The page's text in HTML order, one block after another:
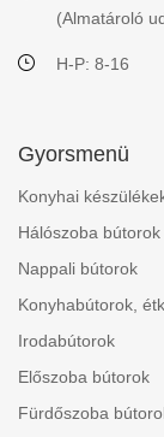
(Almatároló
H-P: 8-16
Gyorsmenü
Konyhai
Hálószoba bútorok
Nappali bútorok
Konyhabútorok,
Irodabútorok
Előszoba bútorok
Fürdőszoba